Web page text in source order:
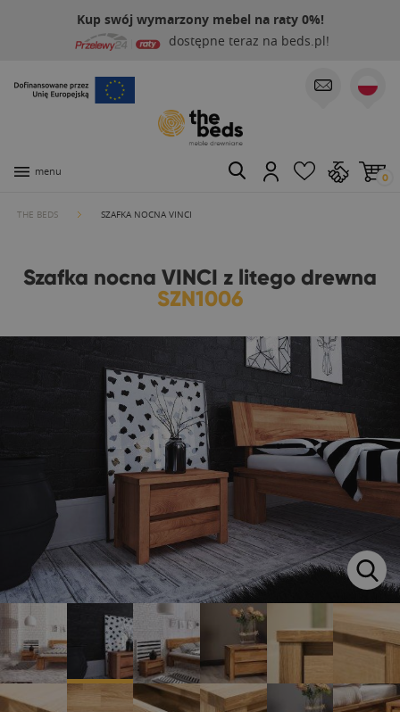
Kup swój wymarzony mebel na raty 0%!
dostępne teraz na beds.pl!
menu 0
THE BEDS SZAFKA NOCNA VINCI
Szafka nocna VINCI z litego drewna
SZN1006